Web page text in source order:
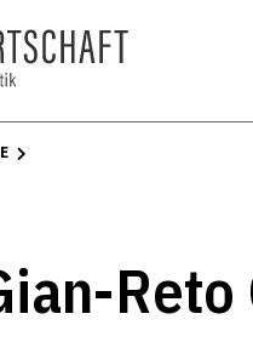
Reto